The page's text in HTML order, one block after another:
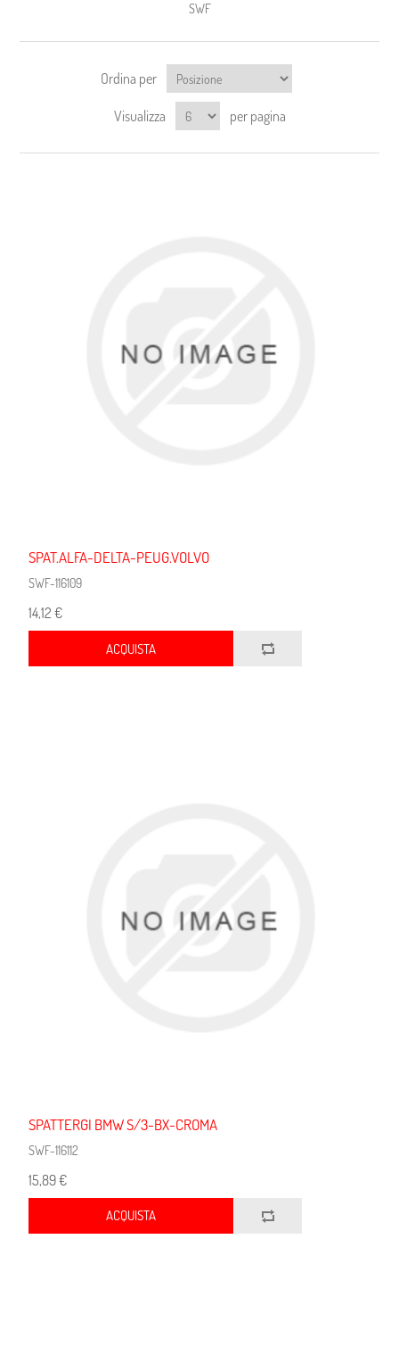
SWF
Ordina per
Visualizza per pagina
SPAT.ALFA-DELTA-PEUG.VOLVO
SWF-116109
14,12 €
ACQUISTA
SPATTERGI BMW S/3-BX-CROMA
SWF-116112
15,89 €
ACQUISTA